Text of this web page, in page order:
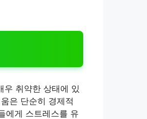
우 취약한 상태에 있
은 단순히 경제적
에게 스트레스를 유